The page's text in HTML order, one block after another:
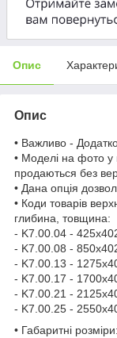
Опис
Опис
• Важливо -
• Моделі на фото у
продаються без
• Дана опція
• Коди товарів
глибина, товщина:
- K7.00.04 -
- K7.00.08 -
- K7.00.13 -
- K7.00.17 -
- K7.00.21 -
- K7.00.25 -
• Габаритні розміри: